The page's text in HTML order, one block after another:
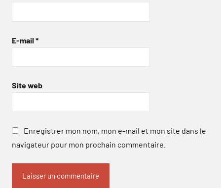
E-mail *
Site web
Enregistrer mon nom, mon e-mail et mon site dans le
navigateur pour mon prochain commentaire.